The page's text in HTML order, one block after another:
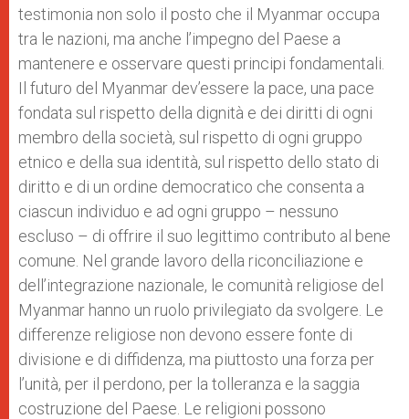
testimonia non solo il posto che il Myanmar occupa
tra le nazioni, ma anche l’impegno del Paese a
mantenere e osservare questi principi fondamentali.
Il futuro del Myanmar dev’essere la pace, una pace
fondata sul rispetto della dignità e dei diritti di ogni
membro della società, sul rispetto di ogni gruppo
etnico e della sua identità, sul rispetto dello stato di
diritto e di un ordine democratico che consenta a
ciascun individuo e ad ogni gruppo – nessuno
escluso – di offrire il suo legittimo contributo al bene
comune. Nel grande lavoro della riconciliazione e
dell’integrazione nazionale, le comunità religiose del
Myanmar hanno un ruolo privilegiato da svolgere. Le
differenze religiose non devono essere fonte di
divisione e di diffidenza, ma piuttosto una forza per
l’unità, per il perdono, per la tolleranza e la saggia
costruzione del Paese. Le religioni possono